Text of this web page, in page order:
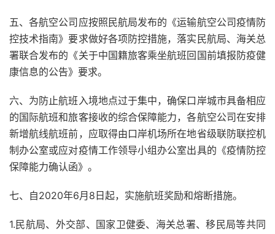
五、各航空公司应按照民航局发布的《运输航空公司疫情防
控技术指南》要求做好各项防控措施，落实民航局、海关总
署联合发布的《关于中国籍旅客乘坐航班回国前填报防疫健
康信息的公告》要求。
六、为防止航班入境地点过于集中，确保口岸城市具备相应
的国际航班和旅客接收的综合保障能力，各航空公司在安排
新增航线航班前，应取得由口岸机场所在地省级联防联控机
制办公室或应对疫情工作领导小组办公室出具的《疫情防控
保障能力确认函》。
七、自2020年6月8日起，实施航班奖励和熔断措施。
1.民航局、外交部、国家卫健委、海关总署、移民局等共同